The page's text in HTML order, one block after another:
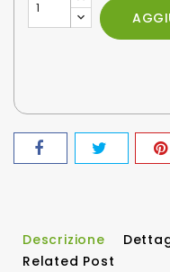
Descrizione
Related Post